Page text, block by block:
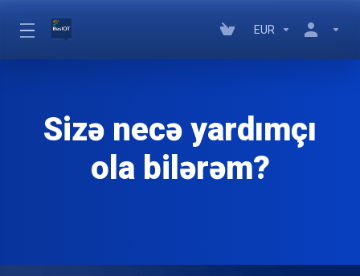
EUR
Sizə necə yardımçı
ola bilərəm?